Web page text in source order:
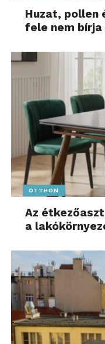
Huzat, pollen
fele nem
OTTHON
Az
a